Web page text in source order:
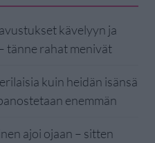
kävelyyn ja
tänne rahat menivät
kuin heidän isänsä
enemmän
ajoi ojaan – sitten